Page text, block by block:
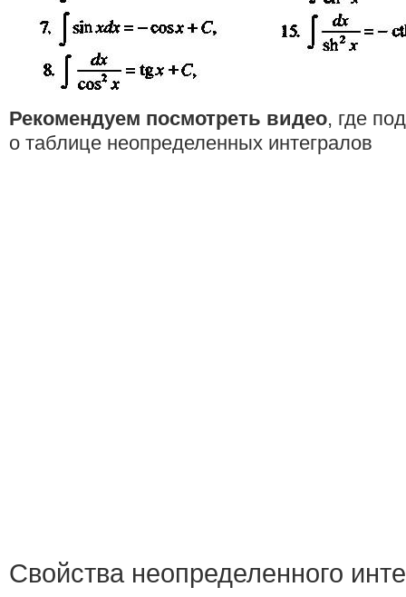
Рекомендуем посмотреть видео, где
о таблице неопределенных интегралов
Свойства неопределенного